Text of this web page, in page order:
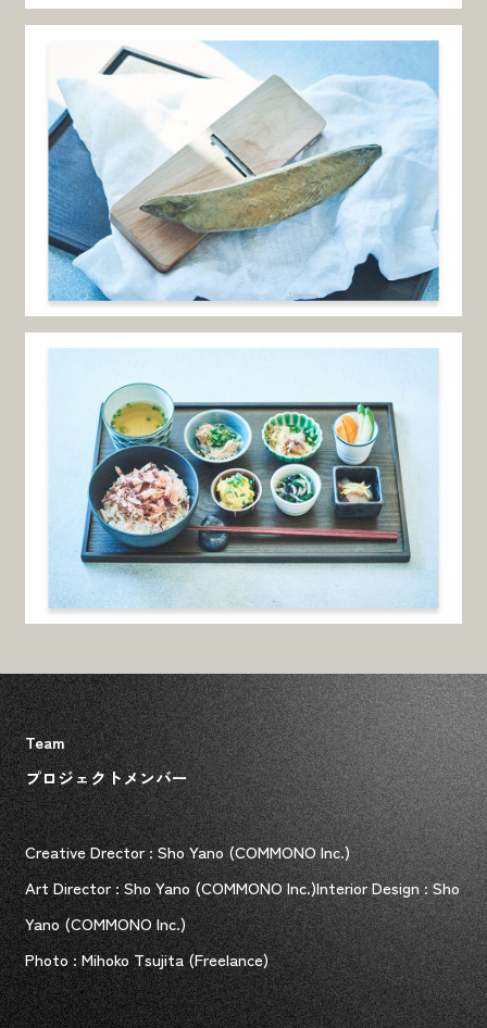
札幌市児童会館
Illustration Movie
札幌市児童会館は札幌市に200施設。子どもたちの未来
を担い、学校や家では経験できない学びを与える児童
会館。札幌の未来のために重要な役割を持つ同施設が
行なう…
公益財団法人さっぽろ青少年女性活動協会 設立４０
周年
Illustration Movie Photo Webdesign
Team
プロジェクトメンバー
Creative Drector : Sho Yano (COMMONO Inc.)
Art Director : Sho Yano (COMMONO Inc.)Interior Design : Sho
Yano (COMMONO Inc.)
Photo : Mihoko Tsujita (Freelance)